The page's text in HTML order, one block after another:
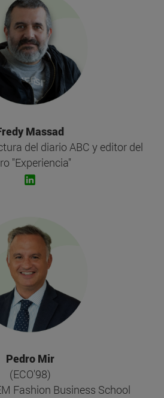
Massad
del diario ABC y editor del
"Experiencia"
Pedro Mir
(ECO'98)
Fashion Business School